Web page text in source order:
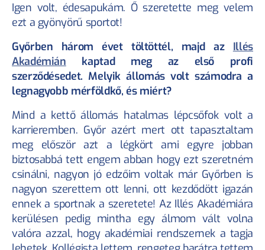
Igen volt, édesapukám. Ő szeretette meg velem
ezt a gyönyörű sportot!
Győrben három évet töltöttél, majd az Illés
Akadémián kaptad meg az első profi
szerződésedet. Melyik állomás volt számodra a
legnagyobb mérföldkő, és miért?
Mind a kettő állomás hatalmas lépcsőfok volt a
karrieremben. Győr azért mert ott tapasztaltam
meg először azt a légkört ami egyre jobban
biztosabbá tett engem abban hogy ezt szeretném
csinálni, nagyon jó edzőim voltak már Győrben is
nagyon szerettem ott lenni, ott kezdődött igazán
ennek a sportnak a szeretete! Az Illés Akadémiára
kerülésen pedig mintha egy álmom vált volna
valóra azzal, hogy akadémiai rendszernek a tagja
Sportrendezvény biztosítás
Sportolóink
Rólunk
Kapcsolat
Sportbiztosítás szabályzat
Utánpótlás biztosítás szabályzat
Értékesítési partnerünk az